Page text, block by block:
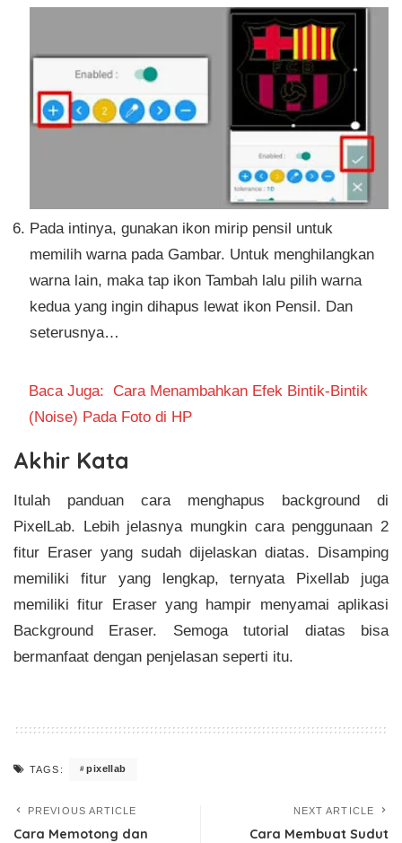
Pada intinya, gunakan ikon mirip pensil untuk
memilih warna pada Gambar. Untuk menghilangkan
warna lain, maka tap ikon Tambah lalu pilih warna
kedua yang ingin dihapus lewat ikon Pensil. Dan
seterusnya…
Baca Juga: Cara Menambahkan Efek Bintik-Bintik
(Noise) Pada Foto di HP
Akhir Kata
Itulah panduan cara menghapus background di
PixelLab. Lebih jelasnya mungkin cara penggunaan 2
fitur Eraser yang sudah dijelaskan diatas. Disamping
memiliki fitur yang lengkap, ternyata Pixellab juga
memiliki fitur Eraser yang hampir menyamai aplikasi
Background Eraser. Semoga tutorial diatas bisa
bermanfaat dengan penjelasan seperti itu.
TAGS: pixellab
PREVIOUS ARTICLE
Cara Memotong dan
NEXT ARTICLE
Cara Membuat Sudut